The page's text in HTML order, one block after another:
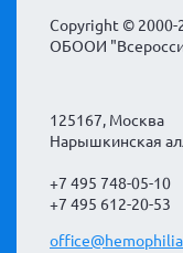
Copyright © 2000-
ОБООИ
125167, Москва
Нарышкинская
+7 495 748-05-10
+7 495 612-20-53